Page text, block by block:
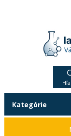
Kategórie